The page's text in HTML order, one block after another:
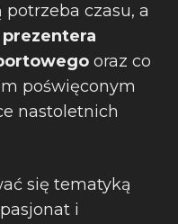
potrzeba czasu, a
oraz co
poświęconym
nastoletnich
się tematyką
i